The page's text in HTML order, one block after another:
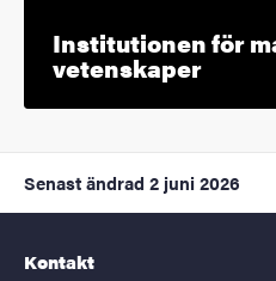
Institutionen för
vetenskaper
Senast ändrad 2 juni 2026
Kontakt